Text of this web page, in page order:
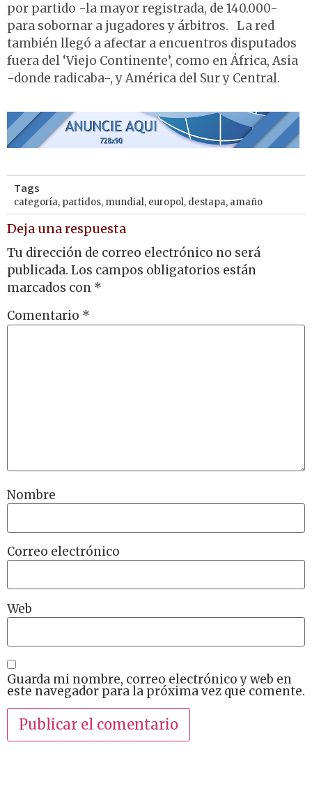
por partido -la mayor registrada, de 140.000-
para sobornar a jugadores y árbitros. La red
también llegó a afectar a encuentros disputados
fuera del ‘Viejo Continente’, como en África, Asia
-donde radicaba-, y América del Sur y Central.
Tags
categoría, partidos, mundial, europol, destapa, amaño
Deja una respuesta
Tu dirección de correo electrónico no será
publicada. Los campos obligatorios están
marcados con *
Comentario *
Nombre
Correo electrónico
Web
Guarda mi nombre, correo electrónico y web en
este navegador para la próxima vez que comente.